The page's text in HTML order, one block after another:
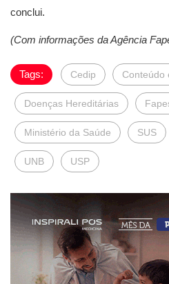
conclui.
(Com informações da Agência
Tags: Cedip Conteúdo
Doenças Hereditárias
Ministério da Saúde SUS
UNB USP